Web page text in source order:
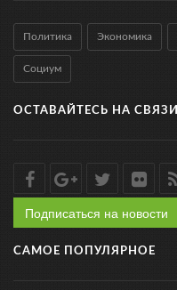
Политика Экономика
Социум
ОСТАВАЙТЕСЬ НА СВЯЗИ
Подписаться на новости
САМОЕ ПОПУЛЯРНОЕ